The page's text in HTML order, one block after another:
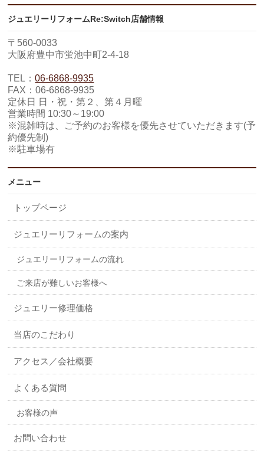
ジュエリーリフォームRe:Switch店舗情報
〒560-0033
大阪府豊中市蛍池中町2-4-18
TEL：06-6868-9935
FAX：06-6868-9935
定休日 日・祝・第２、第４月曜
営業時間 10:30～19:00
※混雑時は、ご予約のお客様を優先させていただきます(予
約優先制)
※駐車場有
メニュー
トップページ
ジュエリーリフォームの案内
ジュエリーリフォームの流れ
ご来店が難しいお客様へ
ジュエリー修理価格
当店のこだわり
アクセス／会社概要
よくある質問
お客様の声
お問い合わせ